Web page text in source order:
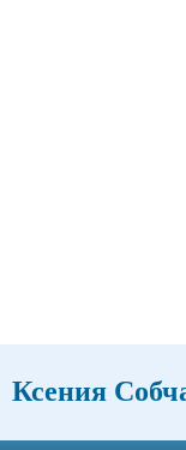
Ксения